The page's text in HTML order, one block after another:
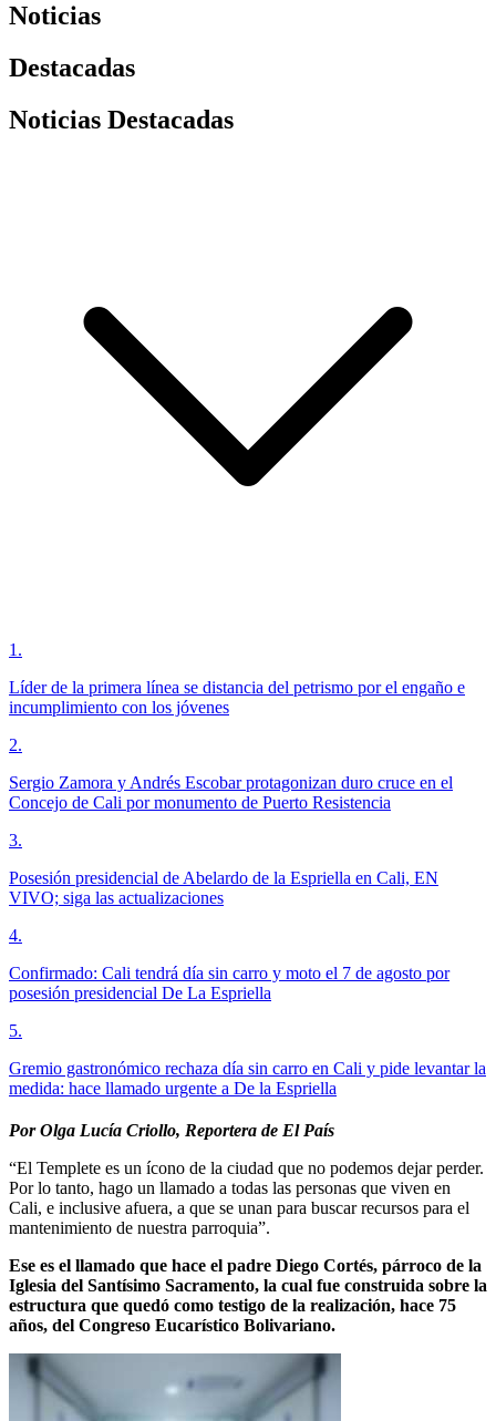
Noticias
Destacadas
Noticias Destacadas
1 .
Líder de la primera línea se distancia del petrismo por el engaño e
incumplimiento con los jóvenes
2.
Sergio Zamora y Andrés Escobar protagonizan duro cruce en el
Concejo de Cali por monumento de Puerto Resistencia
3.
Posesión presidencial de Abelardo de la Espriella en Cali, EN
VIVO; siga las actualizaciones
4.
Confirmado: Cali tendrá día sin carro y moto el 7 de agosto por
posesión presidencial De La Espriella
5.
Gremio gastronómico rechaza día sin carro en Cali y pide levantar la
medida: hace llamado urgente a De la Espriella
Por Olga Lucía Criollo, Reportera de El País
“El Templete es un ícono de la ciudad que no podemos dejar perder.
Por lo tanto, hago un llamado a todas las personas que viven en
Cali, e inclusive afuera, a que se unan para buscar recursos para el
mantenimiento de nuestra parroquia”.
Ese es el llamado que hace el padre Diego Cortés, párroco de la
Iglesia del Santísimo Sacramento, la cual fue construida sobre la
estructura que quedó como testigo de la realización, hace 75
años, del Congreso Eucarístico Bolivariano.